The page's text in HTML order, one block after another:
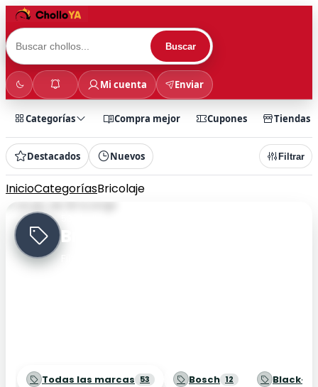
Buscar
Mi cuenta Enviar
Categorías Compra mejor Cupones Tiendas
Destacados Nuevos Filtrar
InicioCategoríasBricolaje
Bricolaje
Todas las marcas 53 Bosch 12